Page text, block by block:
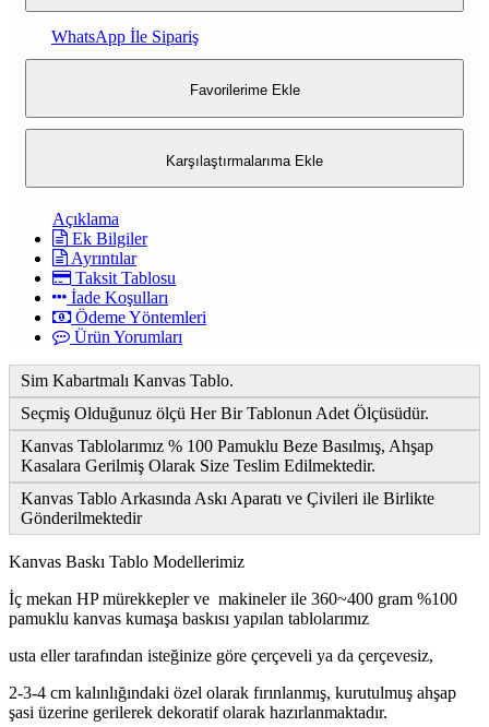
WhatsApp İle Sipariş
Favorilerime Ekle
Karşılaştırmalarıma Ekle
Açıklama
Ek Bilgiler
Ayrıntılar
Taksit Tablosu
İade Koşulları
Ödeme Yöntemleri
Ürün Yorumları
Sim Kabartmalı Kanvas Tablo.
Seçmiş Olduğunuz ölçü Her Bir Tablonun Adet Ölçüsüdür.
Kanvas Tablolarımız % 100 Pamuklu Beze Basılmış, Ahşap
Kasalara Gerilmiş Olarak Size Teslim Edilmektedir.
Kanvas Tablo Arkasında Askı Aparatı ve Çivileri ile Birlikte
Gönderilmektedir
Kanvas Baskı Tablo Modellerimiz
İç mekan HP mürekkepler ve makineler ile 360~400 gram %100
pamuklu kanvas kumaşa baskısı yapılan tablolarımız
usta eller tarafından isteğinize göre çerçeveli ya da çerçevesiz,
2-3-4 cm kalınlığındaki özel olarak fırınlanmış, kurutulmuş ahşap
şasi üzerine gerilerek dekoratif olarak hazırlanmaktadır.